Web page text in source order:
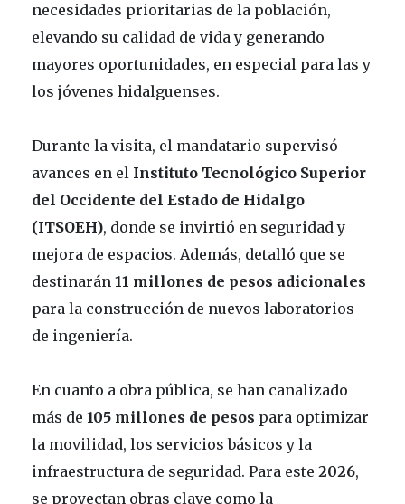
necesidades prioritarias de la población,
elevando su calidad de vida y generando
mayores oportunidades, en especial para las y
los jóvenes hidalguenses.
Durante la visita, el mandatario supervisó
avances en el Instituto Tecnológico Superior
del Occidente del Estado de Hidalgo
(ITSOEH), donde se invirtió en seguridad y
mejora de espacios. Además, detalló que se
destinarán 11 millones de pesos adicionales
para la construcción de nuevos laboratorios
de ingeniería.
En cuanto a obra pública, se han canalizado
más de 105 millones de pesos para optimizar
la movilidad, los servicios básicos y la
infraestructura de seguridad. Para este 2026,
se proyectan obras clave como la